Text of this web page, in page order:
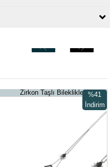
Zirkon Taşlı Bileklikler %41
İndirim
‹ ›